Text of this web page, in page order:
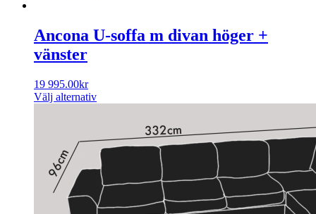
Ancona U-soffa m divan höger +
vänster
19 995.00kr
Välj alternativ